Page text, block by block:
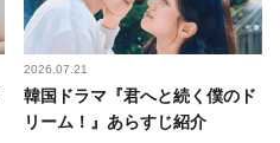
2026.07.21
韓国ドラマ『君へと続く僕のド
リーム！』あらすじ紹介